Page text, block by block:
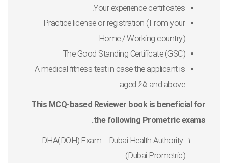
Your experience certificates.
Practice license or registration (From your
Home / Working country)
The Good Standing Certificate (GSC)
A medical fitness test in case the applicant is
aged 65 and above.
This MCQ-based Reviewer book is beneficial for
the following Prometric exams.
DHA(DOH) Exam – Dubai Health Authority.
(Dubai Prometric)